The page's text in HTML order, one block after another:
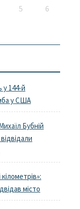
5 6
у 144-й
у США
Бубній
місто